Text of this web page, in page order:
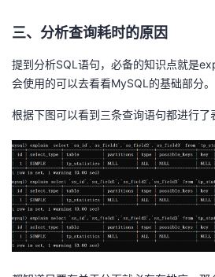
三、分析查询耗时的原因
提到分析SQL语句，必备的知识点就是
会使用的可以去看看MySQL的基础部分。
根据下图可以看到三条查询语句都进行了